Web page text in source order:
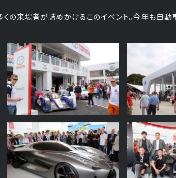
の来場者が詰めかけるこのイベント。今年も自動